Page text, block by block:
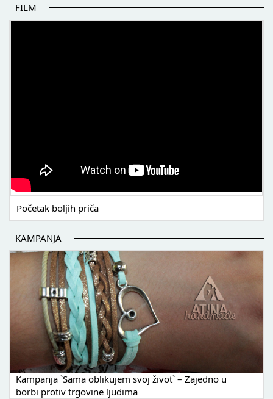
FILM
Početak boljih priča
KAMPANJA
Kampanja `Sama oblikujem svoj život` – Zajedno u
borbi protiv trgovine ljudima